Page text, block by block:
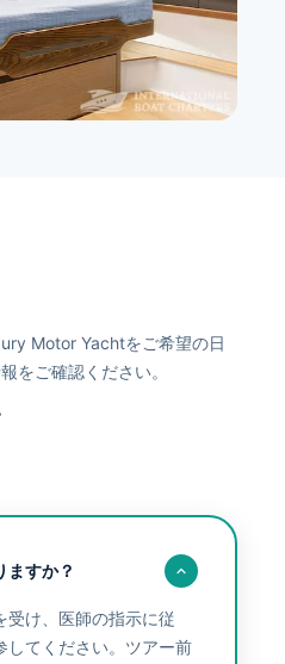
Motor Yachtをご希望の日
をご確認ください。
ますか？
受け、医師の指示に従
してください。ツアー前